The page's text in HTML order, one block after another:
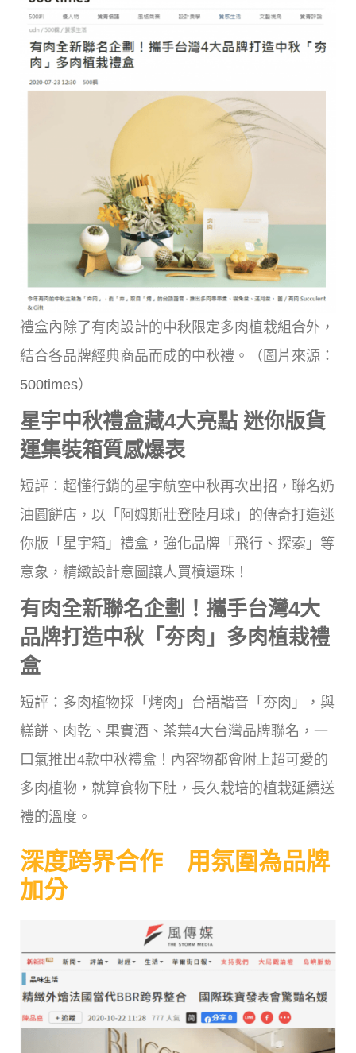
禮盒內除了有肉設計的中秋限定多肉植栽組合外，
結合各品牌經典商品而成的中秋禮。（圖片來源：
500times）
星宇中秋禮盒藏4大亮點 迷你版貨
運集裝箱質感爆表
短評：超懂行銷的星宇航空中秋再次出招，聯名奶
油圓餅店，以「阿姆斯壯登陸月球」的傳奇打造迷
你版「星宇箱」禮盒，強化品牌「飛行、探索」等
意象，精緻設計意圖讓人買櫝還珠！
有肉全新聯名企劃！攜手台灣4大
品牌打造中秋「夯肉」多肉植栽禮
盒
短評：多肉植物採「烤肉」台語諧音「夯肉」，與
糕餅、肉乾、果實酒、茶葉4大台灣品牌聯名，一
口氣推出4款中秋禮盒！內容物都會附上超可愛的
多肉植物，就算食物下肚，長久栽培的植栽延續送
禮的溫度。
深度跨界合作 用氛圍為品牌
加分